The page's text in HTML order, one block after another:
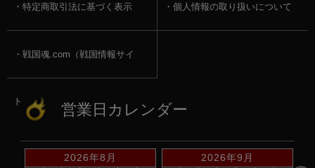
特定商取引法に基づく表示 個人情報の取り扱いについて
戦国魂.com（戦国情報サイ
ト） 営業日カレンダー
2026年8月 2026年9月